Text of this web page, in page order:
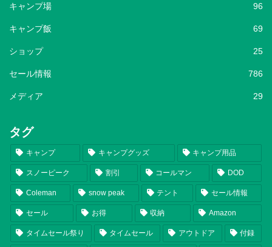
キャンプ場 96
キャンプ飯 69
ショップ 25
セール情報 786
メディア 29
タグ
キャンプ キャンプグッズ キャンプ用品
スノーピーク 割引 コールマン DOD
Coleman snow peak テント セール情報
セール お得 収納 Amazon
タイムセール祭り タイムセール アウトドア 付録